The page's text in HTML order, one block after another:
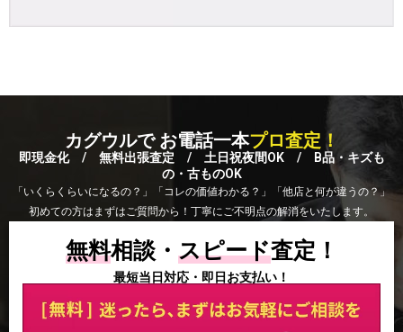
カグウルで お電話一本プロ査定！
即現金化 / 無料出張査定 / 土日祝夜間OK / B品・キズも
の・古ものOK
「いくらくらいになるの？」「コレの価値わかる？」「他店と何が違うの？」
初めての方はまずはご質問から！丁寧にご不明点の解消をいたします。
無料相談・ スピード査定！
最短当日対応・即日お支払い！